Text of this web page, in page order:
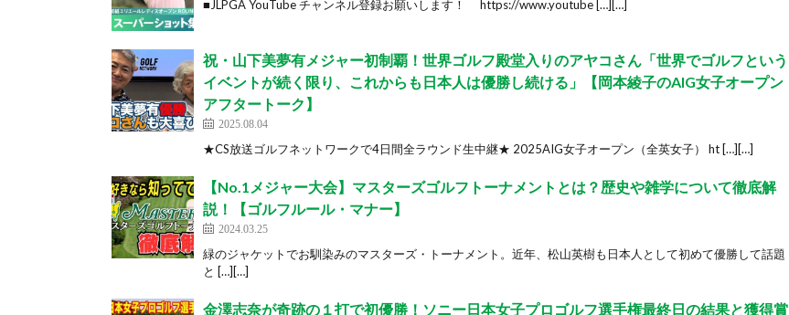
■JLPGA YouTube チャンネル登録お願いします！ https://www.youtube […][…]
祝・山下美夢有メジャー初制覇！世界ゴルフ殿堂入りのアヤコさん「世界でゴルフという
イベントが続く限り、これからも日本人は優勝し続ける」【岡本綾子のAIG女子オープン
アフタートーク】
2025.08.04
★CS放送ゴルフネットワークで4日間全ラウンド生中継★ 2025AIG女子オープン（全英女子） ht […][…]
【No.1メジャー大会】マスターズゴルフトーナメントとは？歴史や雑学について徹底解
説！【ゴルフルール・マナー】
2024.03.25
緑のジャケットでお馴染みのマスターズ・トーナメント。近年、松山英樹も日本人として初めて優勝して話題
と […][…]
金澤志奈が奇跡の１打で初優勝！ソニー日本女子プロゴルフ選手権最終日の結果と獲得賞